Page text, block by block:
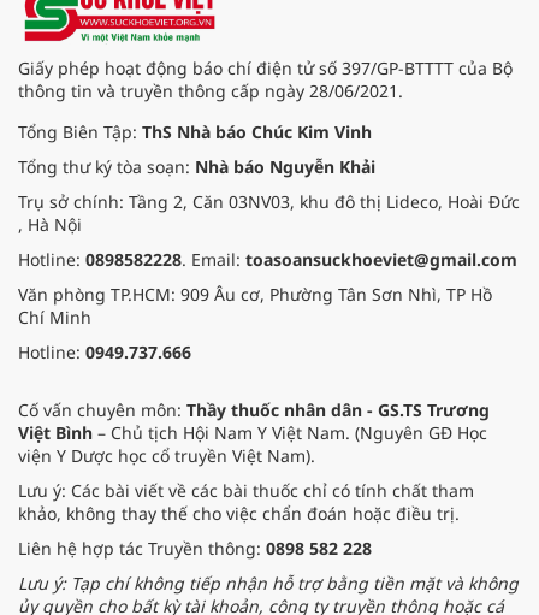
Giấy phép hoạt động báo chí điện tử số 397/GP-BTTTT của Bộ
thông tin và truyền thông cấp ngày 28/06/2021.
Tổng Biên Tập: ThS Nhà báo Chúc Kim Vinh
Tổng thư ký tòa soạn: Nhà báo Nguyễn Khải
Trụ sở chính: Tầng 2, Căn 03NV03, khu đô thị Lideco, Hoài Đức
, Hà Nội
Hotline: 0898582228. Email: toasoansuckhoeviet@gmail.com
Văn phòng TP.HCM: 909 Âu cơ, Phường Tân Sơn Nhì, TP Hồ
Chí Minh
Hotline: 0949.737.666
Cố vấn chuyên môn: Thầy thuốc nhân dân - GS.TS Trương
Việt Bình – Chủ tịch Hội Nam Y Việt Nam. (Nguyên GĐ Học
viện Y Dược học cổ truyền Việt Nam).
Lưu ý: Các bài viết về các bài thuốc chỉ có tính chất tham
khảo, không thay thế cho việc chẩn đoán hoặc điều trị.
Liên hệ hợp tác Truyền thông: 0898 582 228
Lưu ý: Tạp chí không tiếp nhận hỗ trợ bằng tiền mặt và không
ủy quyền cho bất kỳ tài khoản, công ty truyền thông hoặc cá